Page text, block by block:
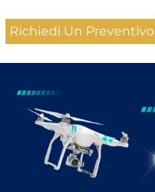
Richiedi Un Preventivo